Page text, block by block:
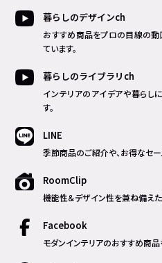
暮らしのデザインch
おすすめ商品をプロの目線の動
ています。
暮らしのライブラリch
インテリアのアイデアや暮らし
す。
LINE
季節商品のご紹介や、お得なセ
RoomClip
機能性＆デザイン性を兼ね備えた
Facebook
モダンインテリアのおすすめ商品